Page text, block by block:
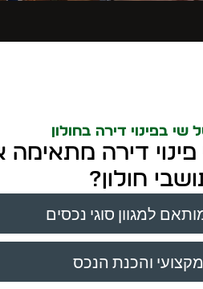
שי בפינוי דירה בחולון
פינוי דירה מתאימה
חולון?
למגוון סוגי נכסים
מקצועי והכנת הנכס